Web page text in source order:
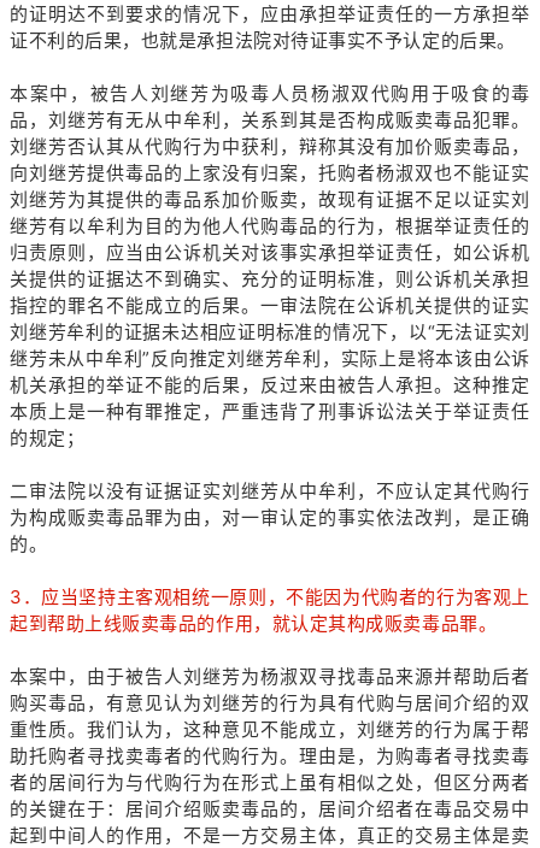
的证明达不到要求的情况下，应由承担举证责任的一方承担举
证不利的后果，也就是承担法院对待证事实不予认定的后果。
本案中，被告人刘继芳为吸毒人员杨淑双代购用于吸食的毒
品，刘继芳有无从中牟利，关系到其是否构成贩卖毒品犯罪。
刘继芳否认其从代购行为中获利，辩称其没有加价贩卖毒品，
向刘继芳提供毒品的上家没有归案，托购者杨淑双也不能证实
刘继芳为其提供的毒品系加价贩卖，故现有证据不足以证实刘
继芳有以牟利为目的为他人代购毒品的行为，根据举证责任的
归责原则，应当由公诉机关对该事实承担举证责任，如公诉机
关提供的证据达不到确实、充分的证明标准，则公诉机关承担
指控的罪名不能成立的后果。一审法院在公诉机关提供的证实
刘继芳牟利的证据未达相应证明标准的情况下，以“无法证实刘
继芳未从中牟利”反向推定刘继芳牟利，实际上是将本该由公诉
机关承担的举证不能的后果，反过来由被告人承担。这种推定
本质上是一种有罪推定，严重违背了刑事诉讼法关于举证责任
的规定；
二审法院以没有证据证实刘继芳从中牟利，不应认定其代购行
为构成贩卖毒品罪为由，对一审认定的事实依法改判，是正确
的。
3．应当坚持主客观相统一原则，不能因为代购者的行为客观上
起到帮助上线贩卖毒品的作用，就认定其构成贩卖毒品罪。
本案中，由于被告人刘继芳为杨淑双寻找毒品来源并帮助后者
购买毒品，有意见认为刘继芳的行为具有代购与居间介绍的双
重性质。我们认为，这种意见不能成立，刘继芳的行为属于帮
助托购者寻找卖毒者的代购行为。理由是，为购毒者寻找卖毒
者的居间行为与代购行为在形式上虽有相似之处，但区分两者
的关键在于：居间介绍贩卖毒品的，居间介绍者在毒品交易中
起到中间人的作用，不是一方交易主体，真正的交易主体是卖